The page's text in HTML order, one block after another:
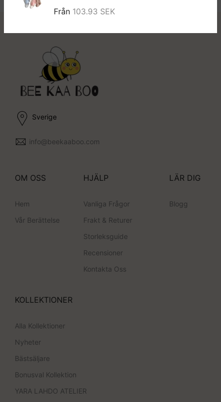
Från 103.93 SEK
Sverige
info@beekaaboo.com
OM OSS
Hem
Vår Berättelse
HJÄLP
Vanliga Frågor
Frakt & Returer
Storleksguide
Recensioner
Kontakta Oss
LÄR DIG
Blogg
KOLLEKTIONER
Alla Kollektioner
Nyheter
Bästsäljare
Bonusval Kollektion
YARA LAHDO ATELIER